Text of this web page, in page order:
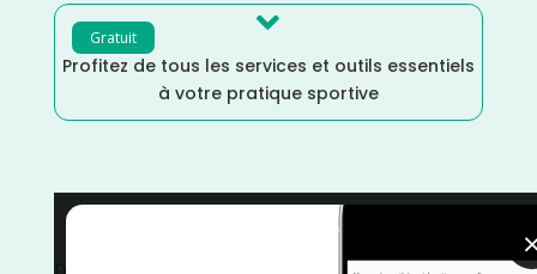
Gratuit 
Profitez de tous les services et outils essentiels
à votre pratique sportive